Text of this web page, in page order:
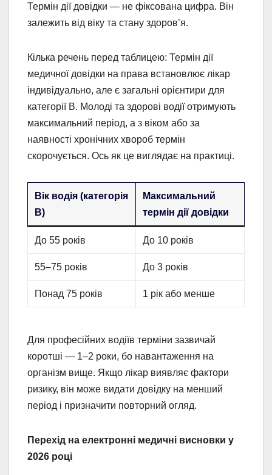
Термін дії довідки — не фіксована цифра. Він
залежить від віку та стану здоров’я.
Кілька речень перед таблицею: Термін дії
медичної довідки на права встановлює лікар
індивідуально, але є загальні орієнтири для
категорії B. Молоді та здорові водії отримують
максимальний період, а з віком або за
наявності хронічних хвороб термін
скорочується. Ось як це виглядає на практиці.
Вік водія (категорія
B)
Максимальний
термін дії довідки
До 55 років До 10 років
55–75 років До 3 років
Понад 75 років 1 рік або менше
Для професійних водіїв терміни зазвичай
коротші — 1–2 роки, бо навантаження на
організм вище. Якщо лікар виявляє фактори
ризику, він може видати довідку на менший
період і призначити повторний огляд.
Перехід на електронні медичні висновки у
2026 році